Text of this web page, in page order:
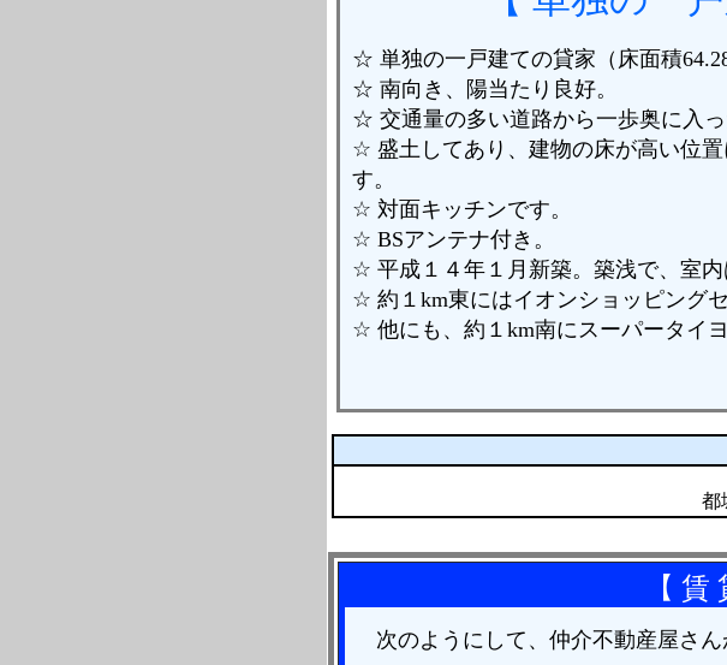
☆ 単独の一戸建ての貸家（床面積
☆ 南向き、陽当たり良好。
☆ 交通量の多い道路から一歩奥に入っ
☆ 盛土してあり、建物の床が高い位
す。
☆ 対面キッチンです。
☆ BSアンテナ付き。
☆ 平成１４年１月新築。築浅で、室内
☆ 約１km東にはイオンショッピング
☆ 他にも、約１km南にスーパータイ
都城
【 賃
次のようにして、仲介不動産屋さ